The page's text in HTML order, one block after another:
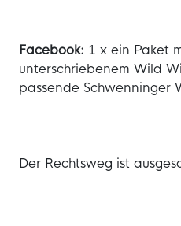
Facebook: 1 x ein Paket
unterschriebenem Wild
passende Schwenninger
Der Rechtsweg ist